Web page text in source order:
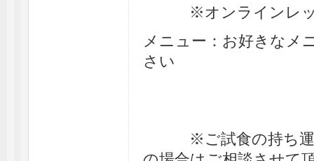
※オンラインレッス
メニュー：お好きなメ
さい
※ご試食の持ち運び